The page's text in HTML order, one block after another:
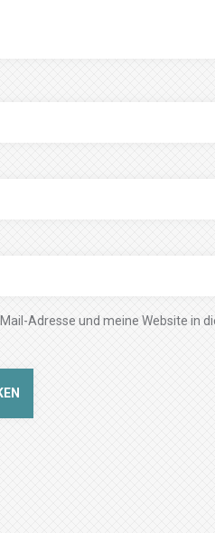
Adresse und meine Website in